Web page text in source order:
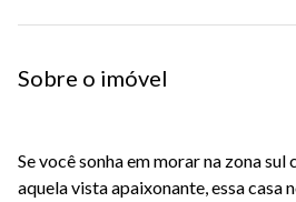
Sobre o imóvel
Se você sonha em morar na zona
aquela vista apaixonante, essa casa